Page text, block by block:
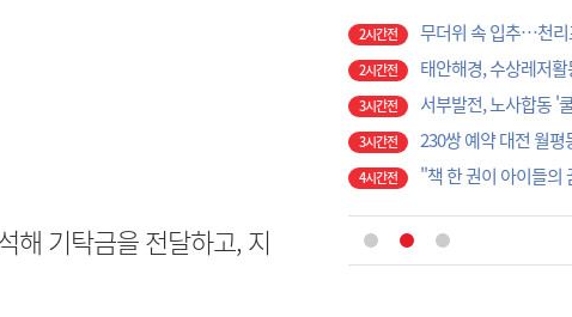
해 기탁금을 전달하고, 지
4시간전
4시간전
5시간전
5시간전
5시간전
1시간전 ‘안전모를 착용합시다’
1시간전